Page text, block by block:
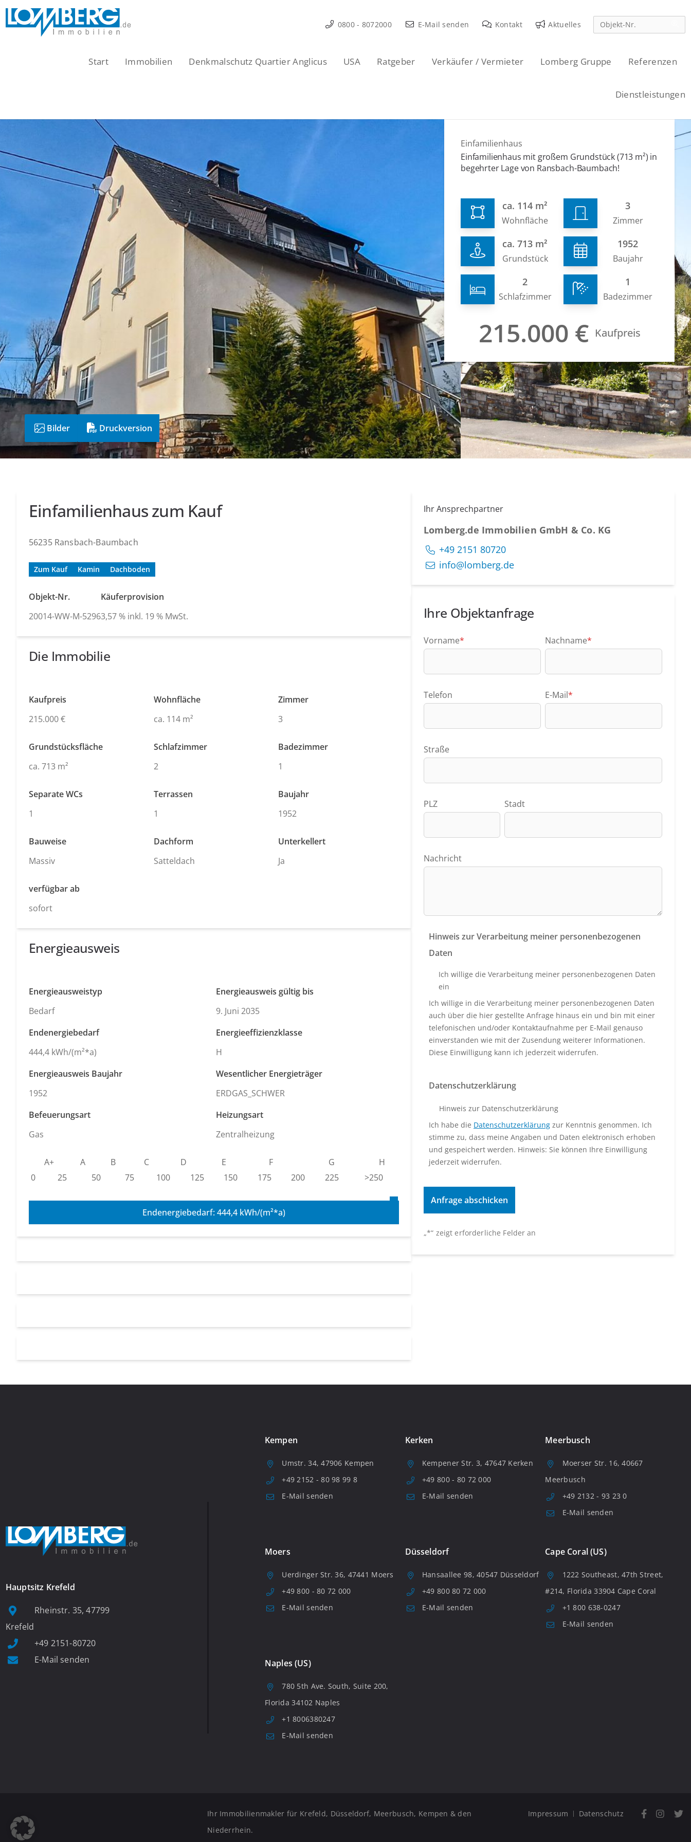
Zum
Inhalt
0800 - 8072000 E-Mail senden Kontakt Aktuelles
Start Immobilien Denkmalschutz Quartier Anglicus USA Ratgeber Verkäufer / Vermieter Lomberg Gruppe Referenzen
Dienstleistungen
Bilder Druckversion
Einfamilienhaus
Einfamilienhaus mit großem Grundstück (713 m²) in
begehrter Lage von Ransbach-Baumbach!
ca. 114 m²
Wohnfläche
3
Zimmer
ca. 713 m²
Grundstück
1952
Baujahr
2
Schlafzimmer
1
Badezimmer
215.000 € Kaufpreis
Einfamilienhaus zum Kauf
56235 Ransbach-Baumbach
Zum Kauf Kamin Dachboden
Objekt-Nr.
20014-WW-M-5296
Käuferprovision
3,57 % inkl. 19 % MwSt.
Die Immobilie
Kaufpreis
215.000 €
Wohnfläche
ca. 114 m²
Zimmer
3
Grundstücksfläche
ca. 713 m²
Schlafzimmer
2
Badezimmer
1
Separate WCs
1
Terrassen
1
Baujahr
1952
Bauweise
Massiv
Dachform
Satteldach
Unterkellert
Ja
verfügbar ab
sofort
Energieausweis
Energieausweistyp
Bedarf
Energieausweis gültig bis
9. Juni 2035
Endenergiebedarf
444,4 kWh/(m²*a)
Energieeffizienzklasse
H
Energieausweis Baujahr
1952
Wesentlicher Energieträger
ERDGAS_SCHWER
Befeuerungsart
Gas
Heizungsart
Zentralheizung
A+ A B C D E F G
H
0
25 50 75 100 125 150 175 200 225 >250
Endenergiebedarf: 444,4 kWh/(m²*a)
Ihr Ansprechpartner
Lomberg.de Immobilien GmbH & Co. KG
+49 2151 80720
info@lomberg.de
Ihre Objektanfrage
„*“ zeigt erforderliche Felder an
Vorname* Nachname*
Telefon E-Mail*
Straße
PLZ Stadt
Nachricht
Hinweis zur Verarbeitung meiner personenbezogenen
Daten
Ich willige die Verarbeitung meiner personenbezogenen Daten
ein
Ich willige in die Verarbeitung meiner personenbezogenen Daten
auch über die hier gestellte Anfrage hinaus ein und bin mit einer
telefonischen und/oder Kontaktaufnahme per E-Mail genauso
einverstanden wie mit der Zusendung weiterer Informationen.
Diese Einwilligung kann ich jederzeit widerrufen.
Datenschutzerklärung
Hinweis zur Datenschutzerklärung
Ich habe die Datenschutzerklärung zur Kenntnis genommen. Ich
stimme zu, dass meine Angaben und Daten elektronisch erhoben
und gespeichert werden. Hinweis: Sie können Ihre Einwilligung
jederzeit widerrufen.
Hauptsitz Krefeld
Rheinstr. 35, 47799
Krefeld
+49 2151-80720
E-Mail senden
Kempen
Umstr. 34, 47906 Kempen
+49 2152 - 80 98 99 8
E-Mail senden
Kerken
Kempener Str. 3, 47647 Kerken
+49 800 - 80 72 000
E-Mail senden
Meerbusch
Moerser Str. 16, 40667
Meerbusch
+49 2132 - 93 23 0
E-Mail senden
Moers
Uerdinger Str. 36, 47441 Moers
+49 800 - 80 72 000
E-Mail senden
Düsseldorf
Hansaallee 98, 40547 Düsseldorf
+49 800 80 72 000
E-Mail senden
Cape Coral (US)
1222 Southeast, 47th Street,
#214, Florida 33904 Cape Coral
+1 800 638-0247
E-Mail senden
Naples (US)
780 5th Ave. South, Suite 200,
Florida 34102 Naples
+1 8006380247
E-Mail senden
Ihr Immobilienmakler für Krefeld, Düsseldorf, Meerbusch, Kempen & den
Niederrhein.
Impressum Datenschutz